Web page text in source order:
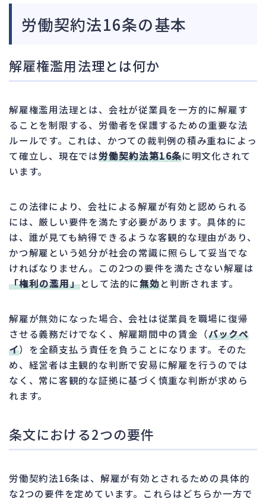
労働契約法16条の基本
解雇権濫用法理とは何か
解雇権濫用法理とは、会社が従業員を一方的に解雇す
ることを制限する、労働者を保護するための重要な法
ルールです。これは、かつての裁判例の積み重ねによっ
て確立し、現在では労働契約法第16条に明文化されて
います。
この法律により、会社による解雇が有効と認められる
には、厳しい要件を満たす必要があります。具体的に
は、誰が見ても納得できるような客観的な理由があり、
かつ解雇という処分が社会の常識に照らして妥当でな
ければなりません。この2つの要件を満たさない解雇は
「権利の濫用」として法的に無効と判断されます。
解雇が無効になった場合、会社は従業員を職場に復帰
させる義務だけでなく、解雇期間中の賃金（バックペ
イ）を全額支払う責任を負うことになります。そのた
め、経営者は主観的な判断で安易に解雇を行うのでは
なく、常に客観的な証拠に基づく慎重な判断が求めら
れます。
条文における2つの要件
労働契約法16条は、解雇が有効とされるための具体的
な2つの要件を定めています。これらはどちらか一方で